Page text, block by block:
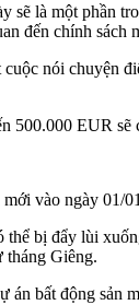
là một phần
đến chính sách
nói chuyện
EUR
vào ngày 01/
bị đẩy lùi
tháng Giêng.
bất động sản